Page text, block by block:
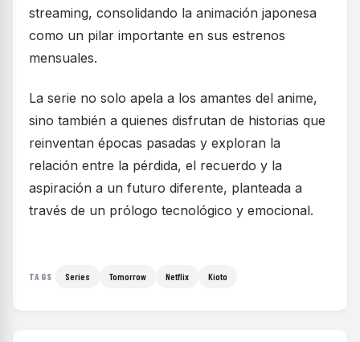
streaming, consolidando la animación japonesa
como un pilar importante en sus estrenos
mensuales.
La serie no solo apela a los amantes del anime,
sino también a quienes disfrutan de historias que
reinventan épocas pasadas y exploran la
relación entre la pérdida, el recuerdo y la
aspiración a un futuro diferente, planteada a
través de un prólogo tecnológico y emocional.
TAGS Series Tomorrow Netflix Kioto